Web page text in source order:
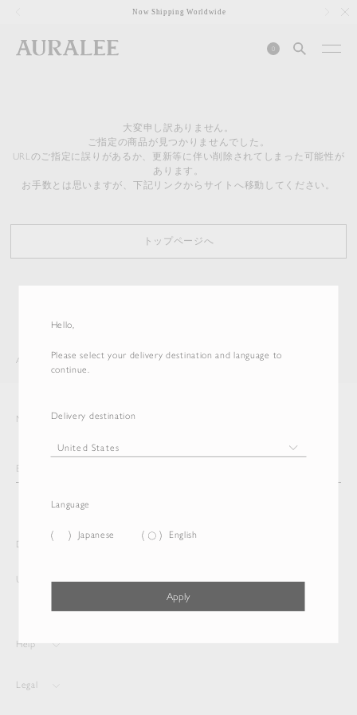
Hello,
Please select your delivery destination and language to
continue.
Delivery destination
Language
Japanese English
Apply
Now Shipping Worldwide
0
大変申し訳ありません。
ご指定の商品が見つかりませんでした。
URLのご指定に誤りがあるか、更新等に伴い削除されてしまった可能性が
あります。
お手数とは思いますが、下記リンクからサイトへ移動してください。
トップページへ
AURALEE ITEM
Newsletter
Delivery destination and Language
United States English
Help
Legal